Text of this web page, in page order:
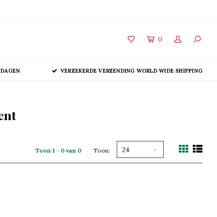
0
VERZEKERDE VERZENDING WORLD WIDE SHIPPING
Toon 1 - 0 van 0 Toon: 24